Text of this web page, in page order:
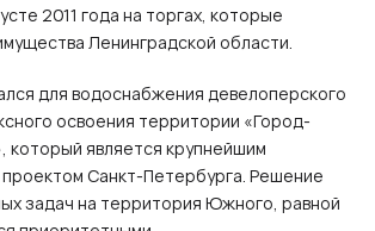
2011 года на торгах, которые
Ленинградской области.
для водоснабжения девелоперского
освоения территории «Город-
который является крупнейшим
проектом Санкт-Петербурга. Решение
задач на территория Южного, равной